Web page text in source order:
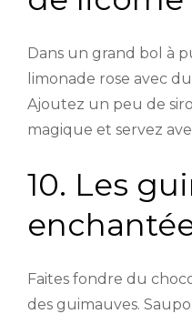
Dans un grand bol à
limonade rose avec
Ajoutez un peu de
magique et servez
10. Les
Faites fondre du
des guimauves.